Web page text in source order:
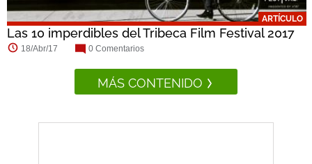
ARTÍCULO
Las 10 imperdibles del Tribeca Film Festival 2017
18/Abr/17 0 Comentarios
MÁS CONTENIDO